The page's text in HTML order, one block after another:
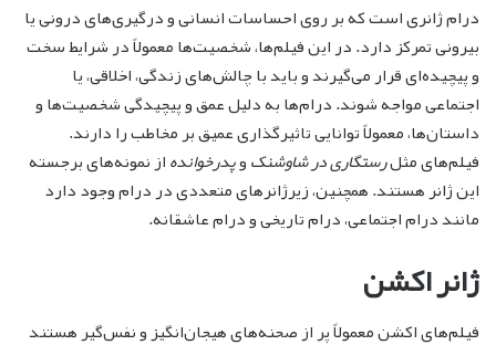
درام ژانری است که بر روی احساسات انسانی و درگیری‌های درونی یا
بیرونی تمرکز دارد. در این فیلم‌ها، شخصیت‌ها معمولاً در شرایط سخت
و پیچیده‌ای قرار می‌گیرند و باید با چالش‌های زندگی، اخلاقی، یا
اجتماعی مواجه شوند. درام‌ها به دلیل عمق و پیچیدگی شخصیت‌ها و
داستان‌ها، معمولاً توانایی تاثیرگذاری عمیق بر مخاطب را دارند.
فیلم‌های مثلرستگاری در شاوشنکوپدرخواندهاز نمونه‌های برجسته
این ژانر هستند. همچنین، زیرژانرهای متعددی در درام وجود دارد
مانند درام اجتماعی، درام تاریخی و درام عاشقانه.
ژانر اکشن
فیلم‌های اکشن معمولاً پر از صحنه‌های هیجان‌انگیز و نفس‌گیر هستند